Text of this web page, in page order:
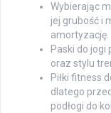
Wybierając
jej grubość i
amortyzację.
Paski do
oraz stylu
Piłki fitness
dlatego
podłogi do